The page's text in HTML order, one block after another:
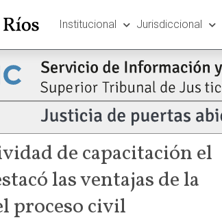
Institucional Jurisdiccional
de capacitación el
las ventajas de la
proceso civil